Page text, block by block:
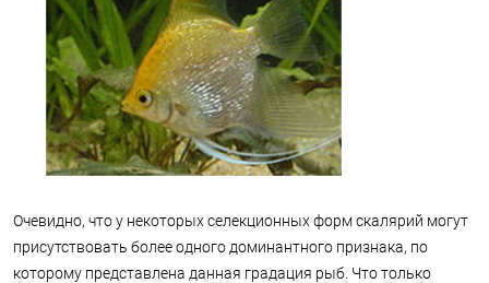
Очевидно, что у некоторых селекционных форм скалярий могут
присутствовать более одного доминантного признака, по
которому представлена данная градация рыб. Что только